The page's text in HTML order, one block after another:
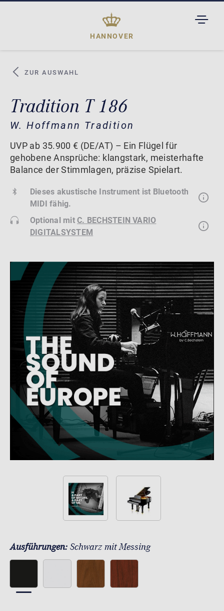
HANNOVER
ZUR AUSWAHL
Tradition T 186
W. Hoffmann Tradition
UVP ab 35.900 € (DE/AT) – Ein Flügel für
gehobene Ansprüche: klangstark, meisterhafte
Balance der Stimmlagen, präzise Spielart.
Dieses akustische Instrument ist Bluetooth
MIDI fähig.
Optional mitC. BECHSTEIN VARIO
DIGITALSYSTEM
Ausführungen: Schwarz mit Messing